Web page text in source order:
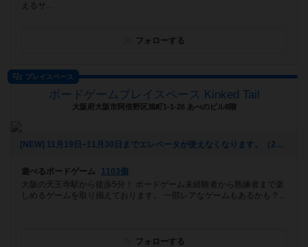
えるサ...
フォローする
プレイスペース
ボードゲームプレイスペース Kinked Tail
大阪府大阪市阿倍野区旭町1-1-26 あべのビル8階
[NEW] 11月19日~11月30日までエレベータが使えなくなります。（2025年10月20日 16時13分）
遊べるボードゲーム
1103個
大阪の天王寺駅から徒歩5分！ ボードゲーム未経験者から熟練者まで楽
しめるゲームを取り揃えております。 一部レアなゲームもあるかも？...
フォローする